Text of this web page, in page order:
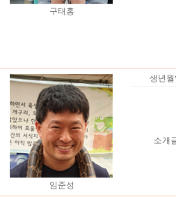
구태홍
임준성
생년
소개